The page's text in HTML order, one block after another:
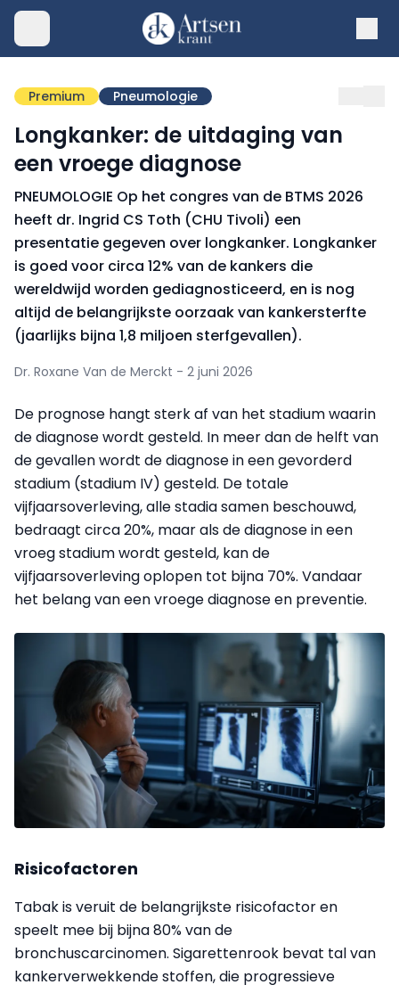
Premium Pneumologie
Longkanker: de uitdaging van
een vroege diagnose
PNEUMOLOGIE Op het congres van de BTMS 2026
heeft dr. Ingrid CS Toth (CHU Tivoli) een
presentatie gegeven over longkanker. Longkanker
is goed voor circa 12% van de kankers die
wereldwijd worden gediagnosticeerd, en is nog
altijd de belangrijkste oorzaak van kankersterfte
(jaarlijks bijna 1,8 miljoen sterfgevallen).
Dr. Roxane Van de Merckt - 2 juni 2026
De prognose hangt sterk af van het stadium waarin
de diagnose wordt gesteld. In meer dan de helft van
de gevallen wordt de diagnose in een gevorderd
stadium (stadium IV) gesteld. De totale
vijfjaarsoverleving, alle stadia samen beschouwd,
bedraagt circa 20%, maar als de diagnose in een
vroeg stadium wordt gesteld, kan de
vijfjaarsoverleving oplopen tot bijna 70%. Vandaar
het belang van een vroege diagnose en preventie.
Risicofactoren
Tabak is veruit de belangrijkste risicofactor en
speelt mee bij bijna 80% van de
bronchuscarcinomen. Sigarettenrook bevat tal van
kankerverwekkende stoffen, die progressieve